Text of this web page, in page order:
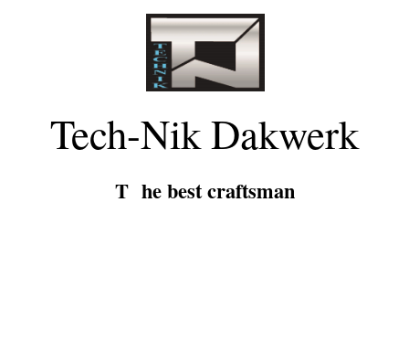
Tech-NikDakwerk
T he best craftsman